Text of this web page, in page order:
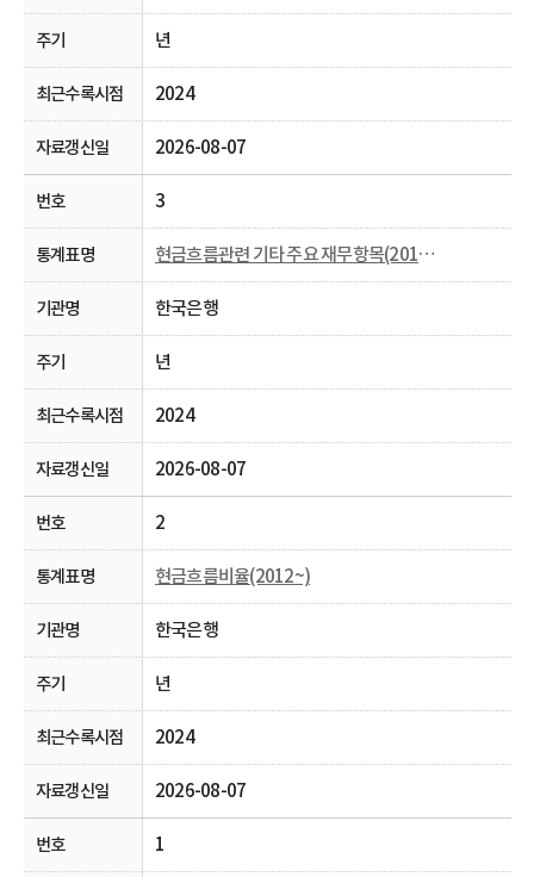
년
2024
2026-08-07
3
현금흐름관련 기타 주요 재무항목(2012~)
한국은행
년
2024
2026-08-07
2
현금흐름비율(2012~)
한국은행
년
2024
2026-08-07
1